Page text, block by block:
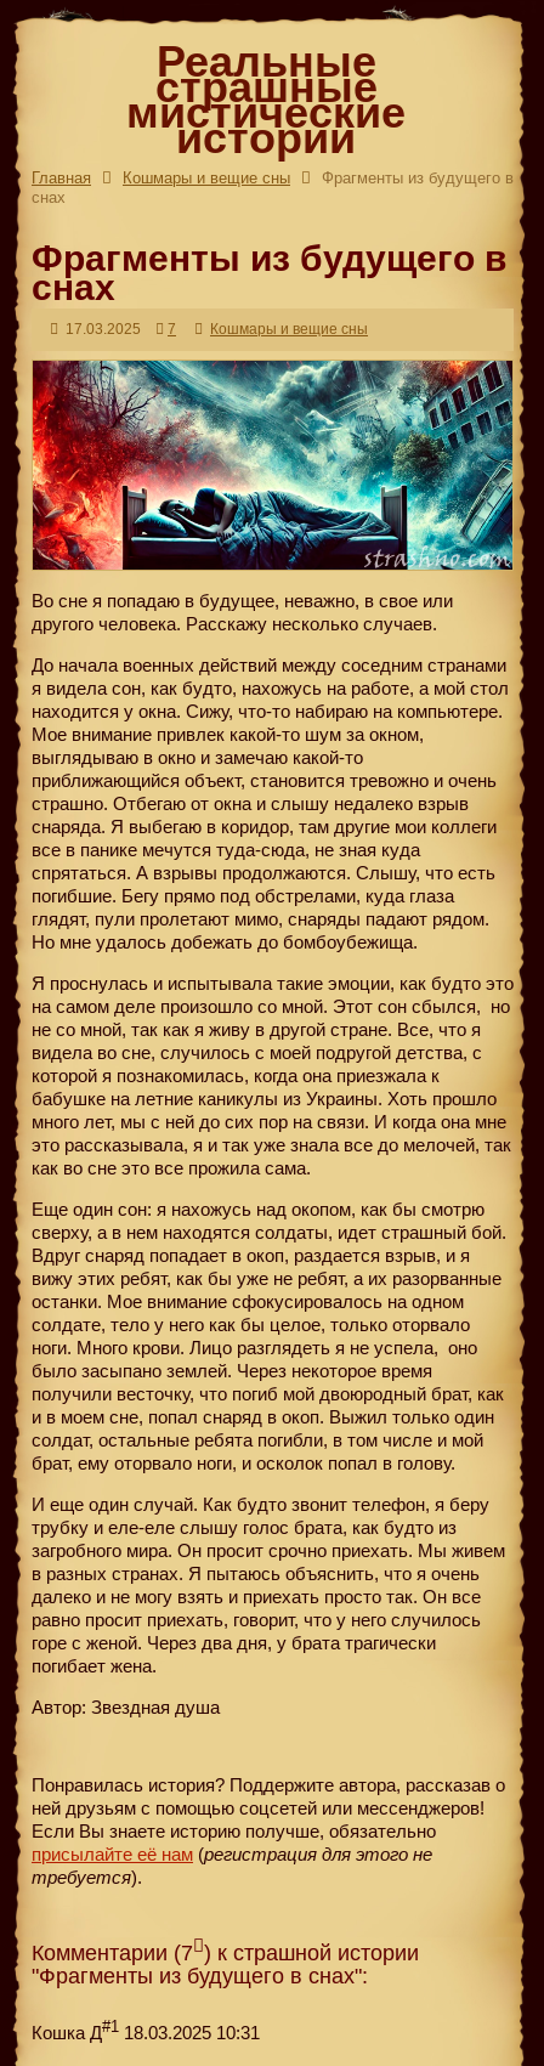
Реальные
страшные
мистические
истории
Главная Кошмары и вещие сны
Фрагменты из будущего в
снах
Фрагменты из будущего в
снах
17.03.2025 7 Кошмары и вещие сны
Во сне я попадаю в будущее, неважно, в свое или
другого человека. Расскажу несколько случаев.
До начала военных действий между соседним странами
я видела сон, как будто, нахожусь на работе, а мой стол
находится у окна. Сижу, что-то набираю на компьютере.
Мое внимание привлек какой-то шум за окном,
выглядываю в окно и замечаю какой-то
приближающийся объект, становится тревожно и очень
страшно. Отбегаю от окна и слышу недалеко взрыв
снаряда. Я выбегаю в коридор, там другие мои коллеги
все в панике мечутся туда-сюда, не зная куда
спрятаться. А взрывы продолжаются. Слышу, что есть
погибшие. Бегу прямо под обстрелами, куда глаза
глядят, пули пролетают мимо, снаряды падают рядом.
Но мне удалось добежать до бомбоубежища.
Я проснулась и испытывала такие эмоции, как будто это
на самом деле произошло со мной. Этот сон сбылся, но
не со мной, так как я живу в другой стране. Все, что я
видела во сне, случилось с моей подругой детства, с
которой я познакомилась, когда она приезжала к
бабушке на летние каникулы из Украины. Хоть прошло
много лет, мы с ней до сих пор на связи. И когда она мне
это рассказывала, я и так уже знала все до мелочей, так
как во сне это все прожила сама.
Еще один сон: я нахожусь над окопом, как бы смотрю
сверху, а в нем находятся солдаты, идет страшный бой.
Вдруг снаряд попадает в окоп, раздается взрыв, и я
вижу этих ребят, как бы уже не ребят, а их разорванные
останки. Мое внимание сфокусировалось на одном
солдате, тело у него как бы целое, только оторвало
ноги. Много крови. Лицо разглядеть я не успела, оно
было засыпано землей. Через некоторое время
получили весточку, что погиб мой двоюродный брат, как
и в моем сне, попал снаряд в окоп. Выжил только один
солдат, остальные ребята погибли, в том числе и мой
брат, ему оторвало ноги, и осколок попал в голову.
И еще один случай. Как будто звонит телефон, я беру
трубку и еле-еле слышу голос брата, как будто из
загробного мира. Он просит срочно приехать. Мы живем
в разных странах. Я пытаюсь объяснить, что я очень
далеко и не могу взять и приехать просто так. Он все
равно просит приехать, говорит, что у него случилось
горе с женой. Через два дня, у брата трагически
погибает жена.
Автор: Звездная душа
Понравилась история? Поддержите автора, рассказав о
ней друзьям с помощью соцсетей или мессенджеров!
Если Вы знаете историю получше, обязательно
присылайте её нам (регистрация для этого не
требуется).
Комментарии (7 ) к страшной истории
"Фрагменты из будущего в снах":
Кошка Д#1 18.03.2025 10:31